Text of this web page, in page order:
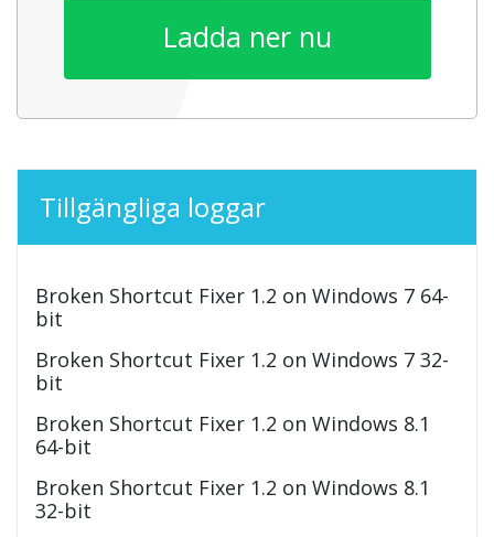
Ladda ner nu
Tillgängliga loggar
Broken Shortcut Fixer 1.2 on Windows 7 64-
bit
Broken Shortcut Fixer 1.2 on Windows 7 32-
bit
Broken Shortcut Fixer 1.2 on Windows 8.1
64-bit
Broken Shortcut Fixer 1.2 on Windows 8.1
32-bit